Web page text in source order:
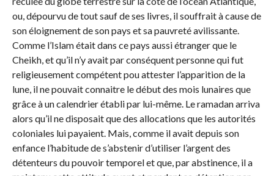
ou, dépourvu de tout sauf de ses livres, il souffrait à cause de
son éloignement de son pays et sa pauvreté avilissante.
Comme l’Islam était dans ce pays aussi étranger que le
Cheikh, et qu’il n’y avait par conséquent personne qui fut
religieusement compétent pou attester l’apparition de la
lune, il ne pouvait connaitre le début des mois lunaires que
grâce à un calendrier établi par lui-même. Le ramadan arriva
alors qu’il ne disposait que des allocations que les autorités
coloniales lui payaient. Mais, comme il avait depuis son
enfance l’habitude de s’abstenir d’utiliser l’argent des
détenteurs du pouvoir temporel et que, par abstinence, il a